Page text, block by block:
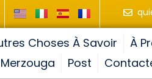
Choses À Savoir
À
Post